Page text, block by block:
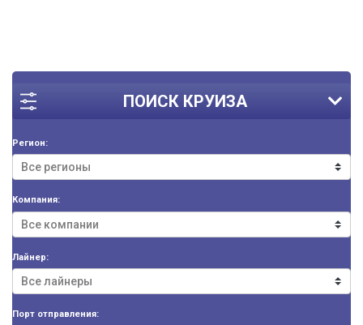
ПОИСК КРУИЗА
Регион:
Компания:
Лайнер:
Порт отправления: